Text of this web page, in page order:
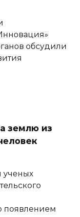
обсудили
землю из
ученых
появлением